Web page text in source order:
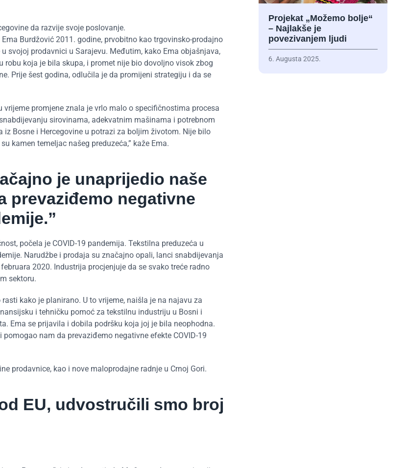
da razvije svoje poslovanje.
Burdžović 2011. godine, prvobitno kao trgovinsko-prodajno
svojoj prodavnici u Sarajevu. Međutim, kako Ema objašnjava,
koja je bila skupa, i promet nije bio dovoljno visok zbog
Prije šest godina, odlučila je da promijeni strategiju i da se
promjene znala je vrlo malo o specifičnostima procesa
sirovinama, adekvatnim mašinama i potrebnom
Bosne i Hercegovine u potrazi za boljim životom. Nije bilo
kamen temeljac našeg preduzeća,” kaže Ema.
je unaprijedio naše
prevaziđemo negativne
počela je COVID-19 pandemija. Tekstilna preduzeća u
Narudžbe i prodaja su značajno opali, lanci snabdijevanja
2020. Industrija procjenjuje da se svako treće radno
sektoru.
kako je planirano. U to vrijeme, naišla je na najavu za
i tehničku pomoć za tekstilnu industriju u Bosni i
Ema se prijavila i dobila podršku koja joj je bila neophodna.
nam da prevaziđemo negativne efekte COVID-19
prodavnice, kao i nove maloprodajne radnje u Crnoj Gori.
EU, udvostručili smo broj
Projekat „Možemo bolje“
– Najlakše je
povezivanjem ljudi
6. Augusta 2025.